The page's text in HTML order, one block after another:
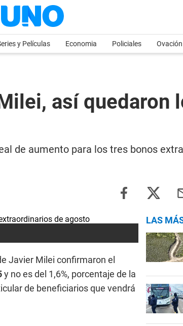
y Películas Economia Policiales Ovación
así quedaron
de aumento para los tres bonos
Javier Milei confirmaron el
y no es del 1,6%, porcentaje de la
de beneficiarios que vendrá
LAS